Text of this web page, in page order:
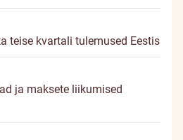
teise kvartali tulemused Eestis
ja maksete liikumised